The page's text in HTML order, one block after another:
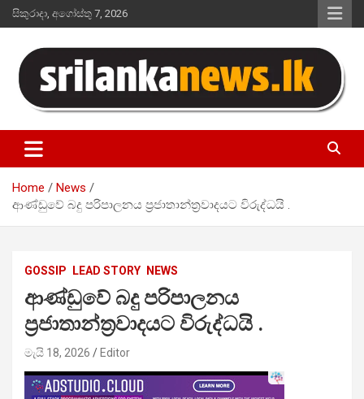
Skip
to
සිකුරාදා, අගෝස්තු 7, 2026
Sri Lanka News
Home
News
ආණ්ඩුවේ බදු පරිපාලනය ප්‍රජාතාන්ත්‍රවාදයට විරුද්ධයි .
GOSSIP LEAD STORY NEWS
ආණ්ඩුවේ බදු පරිපාලනය
ප්‍රජාතාන්ත්‍රවාදයට විරුද්ධයි .
මැයි 18, 2026 Editor